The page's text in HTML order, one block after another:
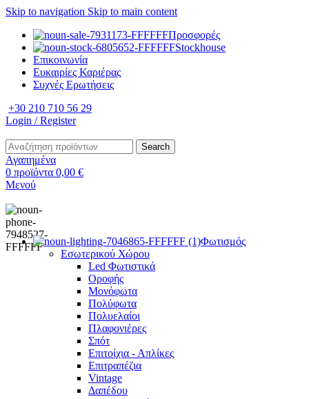
Skip to navigation Skip to main content
Προσφορές
Stockhouse
Επικοινωνία
Ευκαιρίες Καριέρας
Συχνές Ερωτήσεις
+30 210 710 56 29
Login / Register
Search
Αγαπημένα
0 προϊόντα 0,00 €
Μενού
Φωτισμός
Εσωτερικού Χώρου
Led Φωτιστικά
Οροφής
Μονόφωτα
Πολύφωτα
Πολυελαίοι
Πλαφονιέρες
Σπότ
Επιτοίχια - Απλίκες
Επιτραπέζια
Vintage
Δαπέδου